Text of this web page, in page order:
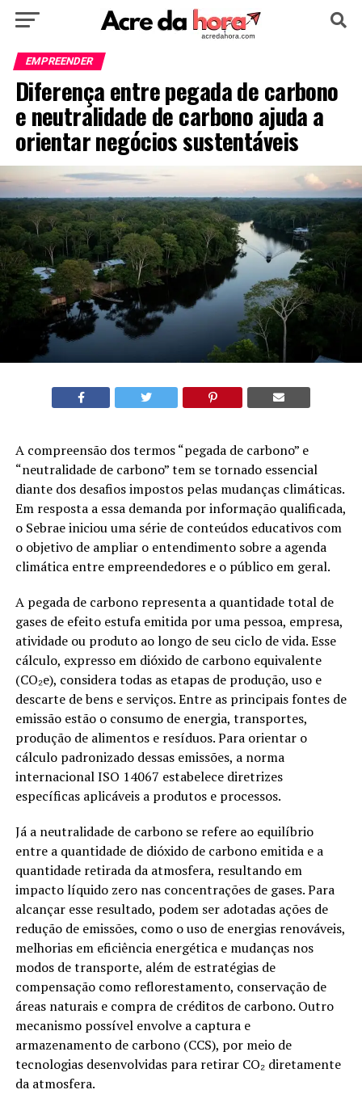
HOME
EDUCAÇÃO NOTÍCIA MUNDO
EMPREENDER
Diferença entre pegada de carbono
e neutralidade de carbono ajuda a
orientar negócios sustentáveis
A compreensão dos termos “pegada de carbono” e
“neutralidade de carbono” tem se tornado essencial
diante dos desafios impostos pelas mudanças climáticas.
Em resposta a essa demanda por informação qualificada,
o Sebrae iniciou uma série de conteúdos educativos com
o objetivo de ampliar o entendimento sobre a agenda
climática entre empreendedores e o público em geral.
A pegada de carbono representa a quantidade total de
gases de efeito estufa emitida por uma pessoa, empresa,
atividade ou produto ao longo de seu ciclo de vida. Esse
cálculo, expresso em dióxido de carbono equivalente
(CO₂e), considera todas as etapas de produção, uso e
descarte de bens e serviços. Entre as principais fontes de
emissão estão o consumo de energia, transportes,
produção de alimentos e resíduos. Para orientar o
cálculo padronizado dessas emissões, a norma
internacional ISO 14067 estabelece diretrizes
específicas aplicáveis a produtos e processos.
Já a neutralidade de carbono se refere ao equilíbrio
entre a quantidade de dióxido de carbono emitida e a
quantidade retirada da atmosfera, resultando em
impacto líquido zero nas concentrações de gases. Para
alcançar esse resultado, podem ser adotadas ações de
redução de emissões, como o uso de energias renováveis,
melhorias em eficiência energética e mudanças nos
modos de transporte, além de estratégias de
compensação como reflorestamento, conservação de
áreas naturais e compra de créditos de carbono. Outro
mecanismo possível envolve a captura e
armazenamento de carbono (CCS), por meio de
tecnologias desenvolvidas para retirar CO₂ diretamente
da atmosfera.